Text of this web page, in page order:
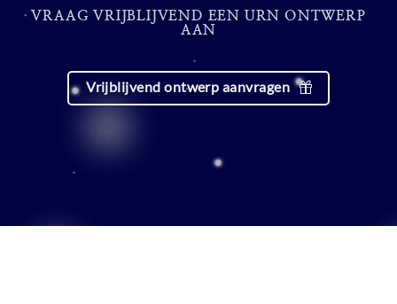
VRAAG VRIJBLIJVEND EEN URN ONTWERP
AAN
Vrijblijvend ontwerp aanvragen